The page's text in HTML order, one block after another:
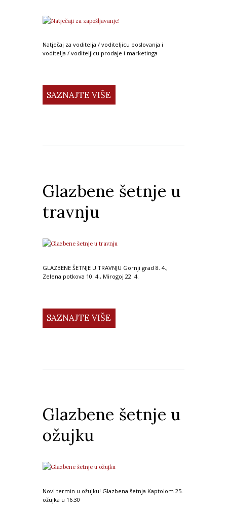
Natječaj za voditelja / voditeljicu poslovanja i
voditelja / voditeljicu prodaje i marketinga
SAZNAJTE VIŠE
Glazbene šetnje u
travnju
GLAZBENE ŠETNJE U TRAVNJU Gornji grad 8. 4.,
Zelena potkova 10. 4., Mirogoj 22. 4.
SAZNAJTE VIŠE
Glazbene šetnje u
ožujku
Novi termin u ožujku! Glazbena šetnja Kaptolom 25.
ožujka u 16.30